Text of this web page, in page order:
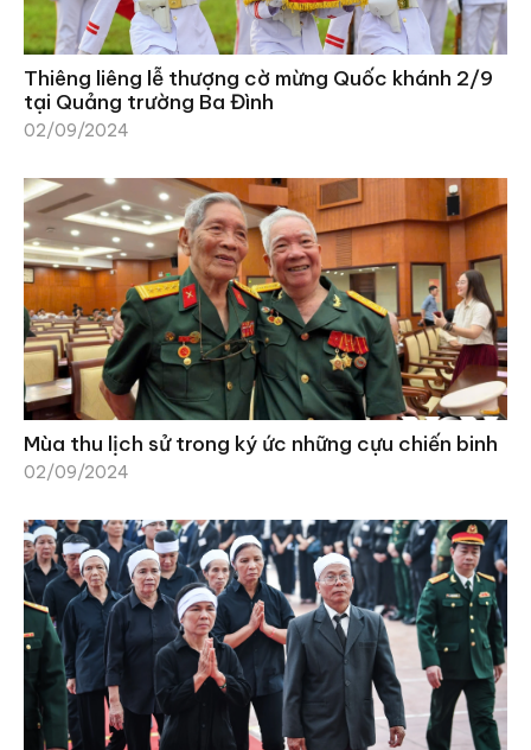
Thiêng liêng lễ thượng cờ mừng Quốc khánh 2/9
tại Quảng trường Ba Đình
02/09/2024
Mùa thu lịch sử trong ký ức những cựu chiến binh
02/09/2024